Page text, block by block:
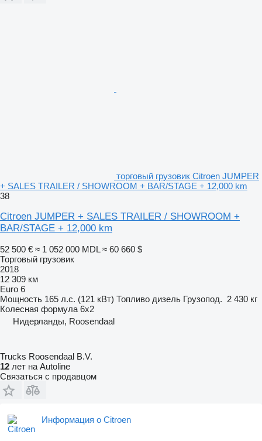
торговый грузовик Citroen JUMPER
+ SALES TRAILER / SHOWROOM + BAR/STAGE + 12,000 km
38
Citroen JUMPER + SALES TRAILER / SHOWROOM +
BAR/STAGE + 12,000 km
52 500 € ≈ 1 052 000 MDL ≈ 60 660 $
Торговый грузовик
2018
12 309 км
Euro 6
Мощность 165 л.с. (121 кВт) Топливо дизель Грузопод. 2 430 кг
Колесная формула 6x2
Нидерланды, Roosendaal
Trucks Roosendaal B.V.
12 лет на Autoline
Связаться с продавцом
Информация о Citroen